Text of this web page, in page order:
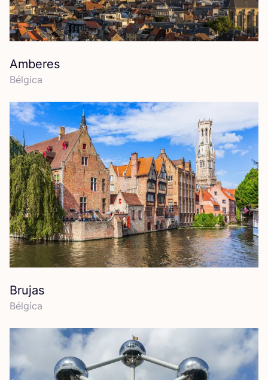
Amberes
Bél­gi­ca
Brujas
Bél­gi­ca